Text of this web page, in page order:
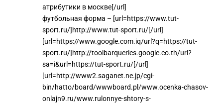
атрибутики в москве[/url]
футбольная форма – [url=https://www.tut-
sport.ru/]http://www.tut-sport.ru/[/url]
[url=https://www.google.com.iq/url?q=https://tut-
sport.ru/]http://toolbarqueries.google.co.th/url?
sa=i&url=https://tut-sport.ru/[/url]
[url=http://www2.saganet.ne.jp/cgi-
bin/hatto/board/wwwboard.pl/www.ocenka-chasov-
onlajn9.ru/www.rulonnye-shtory-s-